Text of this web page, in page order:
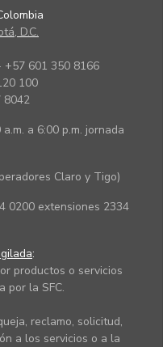
D.C.
+57 601 350 8166
100
8042
a 6:00 p.m. jornada
Claro y Tigo)
0200 extensiones 2334
:
productos o servicios
por la SFC.
reclamo, solicitud,
a los servicios o a la